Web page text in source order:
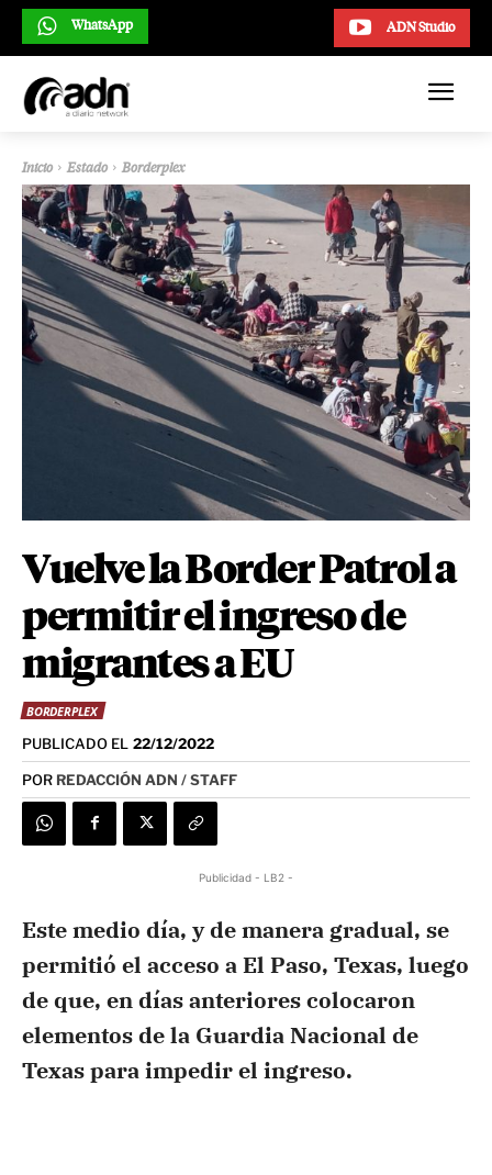
ADN Studio
WhatsApp
Inicio Estado Borderplex
Vuelve la Border Patrol a
permitir el ingreso de
migrantes a EU
BORDERPLEX
PUBLICADO EL 22/12/2022
POR REDACCIÓN ADN / STAFF
Publicidad - LB2 -
Este medio día, y de manera gradual, se
permitió el acceso a El Paso, Texas, luego
de que, en días anteriores colocaron
elementos de la Guardia Nacional de
Texas para impedir el ingreso.